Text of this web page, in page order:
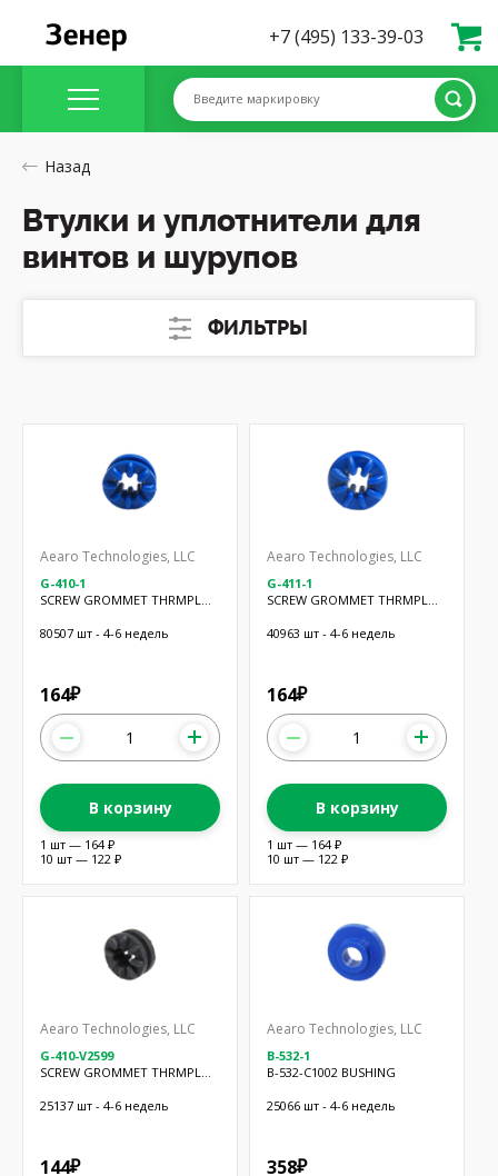
+7 (495) 133-39-03
Введите маркировку
Назад
Втулки и уплотнители для
винтов и шурупов
ФИЛЬТРЫ
Aearo Technologies, LLC
G-410-1
SCREW GROMMET THRMPL
80507 шт - 4-6 недель
164₽
В корзину
1 шт — 164 ₽
10 шт — 122 ₽
Aearo Technologies, LLC
G-411-1
SCREW GROMMET THRMPL
40963 шт - 4-6 недель
164₽
В корзину
1 шт — 164 ₽
10 шт — 122 ₽
Aearo Technologies, LLC
G-410-V2599
SCREW GROMMET THRMPL
25137 шт - 4-6 недель
144₽
Aearo Technologies, LLC
B-532-1
B-532-C1002 BUSHING
25066 шт - 4-6 недель
358₽